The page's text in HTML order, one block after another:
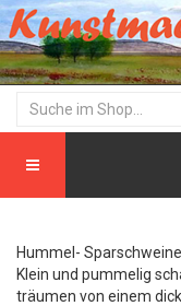
Hummel-
Klein und pummelig
träumen von einem